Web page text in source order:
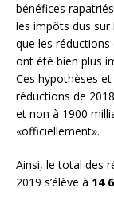
bénéfices
les impôts dus
que les réductions
ont été bien plus
Ces hypothèses
réductions de
et non à 1900
«officiellement».
Ainsi, le total des
2019 s’élève à 14